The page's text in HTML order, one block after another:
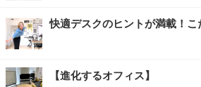
快適デスクのヒントが満載！
【進化するオフィス】